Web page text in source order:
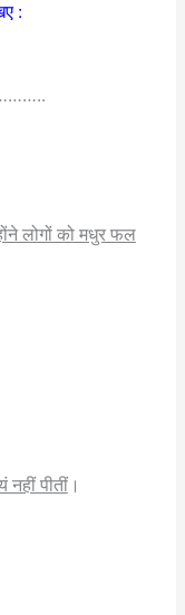
:
लोगों को मधुर फल
नहीं पीतीं।